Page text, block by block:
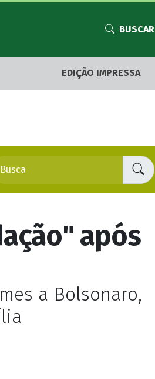
BUSCAR
EDIÇÃO IMPRESSA
após
a Bolsonaro,